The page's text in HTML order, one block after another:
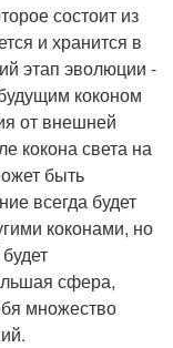
состоит из
и хранится в
этап эволюции -
коконом
от внешней
кокона света на
быть
всегда будет
коконами, но
сфера,
множество